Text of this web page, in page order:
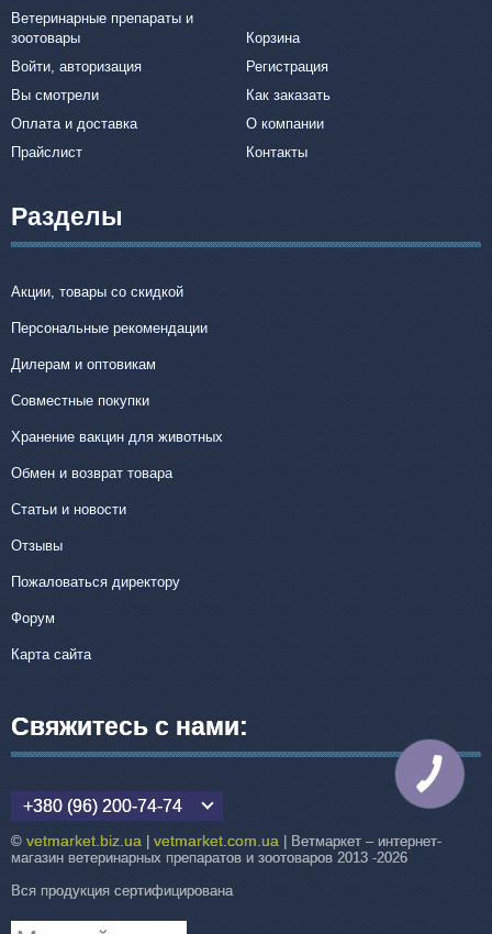
Ветеринарные препараты и
зоотовары
Корзина
Войти, авторизация
Регистрация
Вы смотрели
Как заказать
Оплата и доставка
О компании
Прайслист
Контакты
Разделы
Акции, товары со скидкой
Персональные рекомендации
Дилерам и оптовикам
Совместные покупки
Хранение вакцин для животных
Обмен и возврат товара
Статьи и новости
Отзывы
Пожаловаться директору
Форум
Карта сайта
Свяжитесь с нами:
+380 (96) 200-74-74
© vetmarket.biz.ua vetmarket.com.ua | Ветмаркет – интернет-
магазин ветеринарных препаратов и зоотоваров 2013 -2026
Вся продукция сертифицирована
КНОПКА
СВЯЗИ